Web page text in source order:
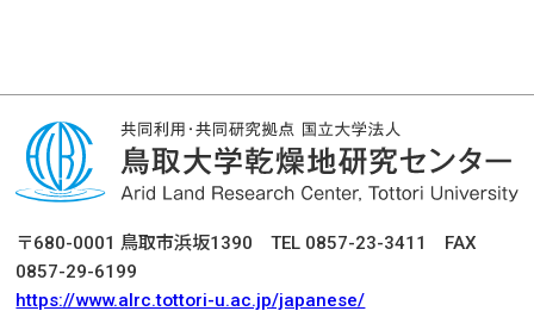
〒680-0001 鳥取市浜坂1390 TEL 0857-23-3411 FAX
0857-29-6199
https://www.alrc.tottori-u.ac.jp/japanese/